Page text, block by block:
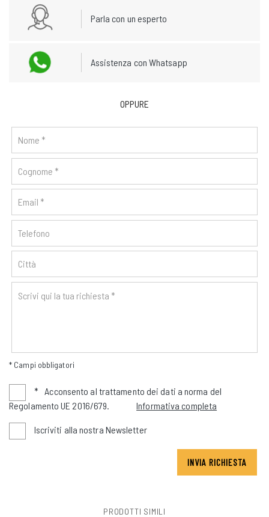
Parla con un esperto
Assistenza con Whatsapp
OPPURE
* Campi obbligatori
* Acconsento al trattamento dei dati a norma del
Regolamento UE 2016/679.
Informativa completa
Iscriviti alla nostra Newsletter
INVIA RICHIESTA
PRODOTTI SIMILI